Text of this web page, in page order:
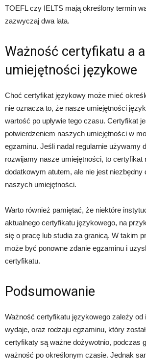
TOEFL czy IELTS mają określony termin
zazwyczaj dwa lata.
Ważność certyfikatu a
umiejętności językowe
Choć certyfikat językowy może mieć
nie oznacza to, że nasze umiejętności
wartość po upływie tego czasu. Certyfikat
potwierdzeniem naszych umiejętności w
egzaminu. Jeśli nadal regularnie używamy
rozwijamy nasze umiejętności, to certyfikat
dodatkowym atutem, ale nie jest niezbędny
naszych umiejętności.
Warto również pamiętać, że niektóre
aktualnego certyfikatu językowego, na
się o pracę lub studia za granicą. W takim
może być ponowne zdanie egzaminu i
certyfikatu.
Podsumowanie
Ważność certyfikatu językowego zależy od
wydaje, oraz rodzaju egzaminu, który
certyfikaty są ważne dożywotnio, podczas
ważność po określonym czasie. Jednak